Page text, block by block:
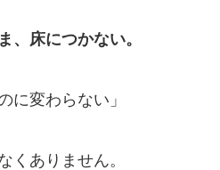
、床につかない。
に変わらない」
くありません。